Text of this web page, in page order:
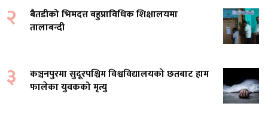
२
बैतडीको भिमदत्त बहुप्राविधिक शिक्षालयमा
तालाबन्दी
३
कञ्चनपुरमा सुदूरपश्चिम विश्वविद्यालयको छतबाट हाम
फालेका युवकको मृत्यु